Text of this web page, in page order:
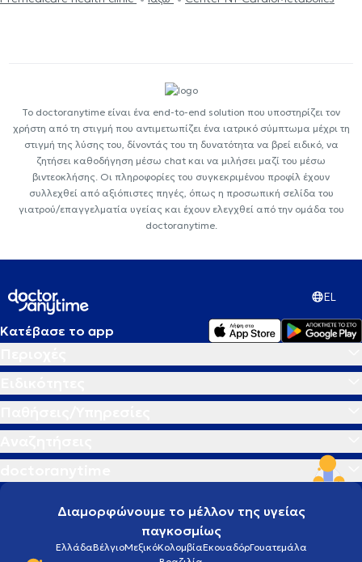
Το doctoranytime είναι ένα end-to-end solution που υποστηρίζει τον
χρήστη από τη στιγμή που αντιμετωπίζει ένα ιατρικό σύμπτωμα μέχρι τη
στιγμή της λύσης του, δίνοντάς του τη δυνατότητα να βρεί ειδικό, να
ζητήσει καθοδήγηση μέσω chat και να μιλήσει μαζί του μέσω
βιντεοκλήσης. Οι πληροφορίες του συγκεκριμένου προφίλ έχουν
συλλεχθεί από αξιόπιστες πηγές, όπως η προσωπική σελίδα του
γιατρού/επαγγελματία υγείας και έχουν ελεγχθεί από την ομάδα του
doctoranytime.
EL
Κατέβασε το app
Διαμορφώνουμε το μέλλον της υγείας
παγκοσμίως
ΕλλάδαΒέλγιοΜεξικόΚολομβίαΕκουαδόρΓουατεμάλα